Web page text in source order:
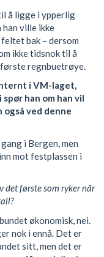
å ligge i ypperlig
han ville ikke
bak – dersom
ikke tidsnok til å
første regnbuetrøye.
i VM-laget,
han om han vil
ved denne
i Bergen, men
mot festplassen i
det første som ryker når
økonomisk, nei.
nok i ennå. Det er
sitt, men det er